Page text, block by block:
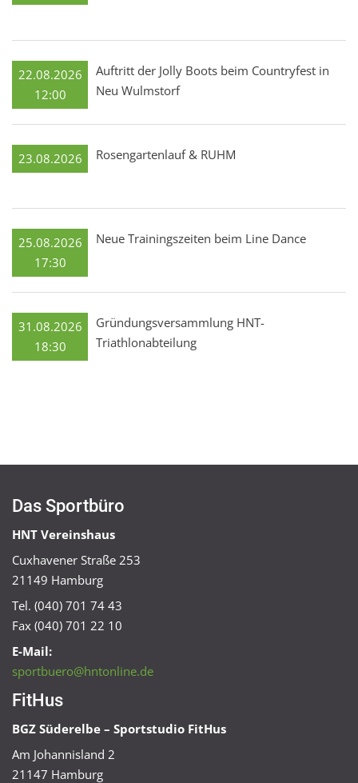
22.08.2026
12:00
Auftritt der Jolly Boots beim Countryfest in
Neu Wulmstorf
23.08.2026 Rosengartenlauf & RUHM
25.08.2026
17:30
Neue Trainingszeiten beim Line Dance
31.08.2026
18:30
Gründungsversammlung HNT-
Triathlonabteilung
Das Sportbüro
HNT Vereinshaus
Cuxhavener Straße 253
21149 Hamburg
Tel. (040) 701 74 43
Fax (040) 701 22 10
E-Mail:
sportbuero@hntonline.de
FitHus
BGZ Süderelbe – Sportstudio FitHus
Am Johannisland 2
21147 Hamburg